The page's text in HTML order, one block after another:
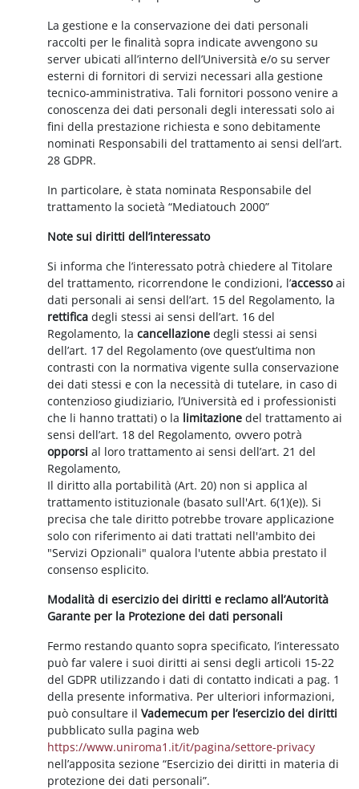
La gestione e la conservazione dei dati personali
raccolti per le finalità sopra indicate avvengono su
server ubicati all’interno dell’Università e/o su server
esterni di fornitori di servizi necessari alla gestione
tecnico-amministrativa. Tali fornitori possono venire a
conoscenza dei dati personali degli interessati solo ai
fini della prestazione richiesta e sono debitamente
nominati Responsabili del trattamento ai sensi dell’art.
28 GDPR.
In particolare, è stata nominata Responsabile del
trattamento la società “Mediatouch 2000”
Note sui diritti dell’interessato
Si informa che l’interessato potrà chiedere al Titolare
del trattamento, ricorrendone le condizioni, l’accessoai
dati personali ai sensi dell’art. 15 del Regolamento, la
rettificadegli stessi ai sensi dell’art. 16 del
Regolamento, lacancellazione degli stessi ai sensi
dell’art. 17 del Regolamento (ove quest’ultima non
contrasti con la normativa vigente sulla conservazione
dei dati stessi e con la necessità di tutelare, in caso di
contenzioso giudiziario, l’Università ed i professionisti
che li hanno trattati) o la limitazione del trattamento ai
sensi dell’art. 18 del Regolamento, ovvero potrà
opporsi al loro trattamento ai sensi dell’art. 21 del
Regolamento,
Il diritto alla portabilità (Art. 20) non si applica al
trattamento istituzionale (basato sull'Art. 6(1)(e)). Si
precisa che tale diritto potrebbe trovare applicazione
solo con riferimento ai dati trattati nell'ambito dei
"Servizi Opzionali" qualora l'utente abbia prestato il
consenso esplicito.
Modalità di esercizio dei diritti e reclamo all’Autorità
Garante per la Protezione dei dati personali
Fermo restando quanto sopra specificato, l’interessato
può far valere i suoi diritti ai sensi degli articoli 15-22
del GDPR utilizzando i dati di contatto indicati a pag. 1
della presente informativa. Per ulteriori informazioni,
può consultare ilVademecum per l’esercizio dei diritti
pubblicato sulla pagina web
https://www.uniroma1.it/it/pagina/settore-privacy
nell’apposita sezione “Esercizio dei diritti in materia di
protezione dei dati personali”.